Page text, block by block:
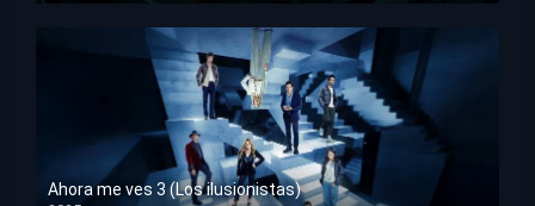
Ahora me ves 3 (Los ilusionistas)